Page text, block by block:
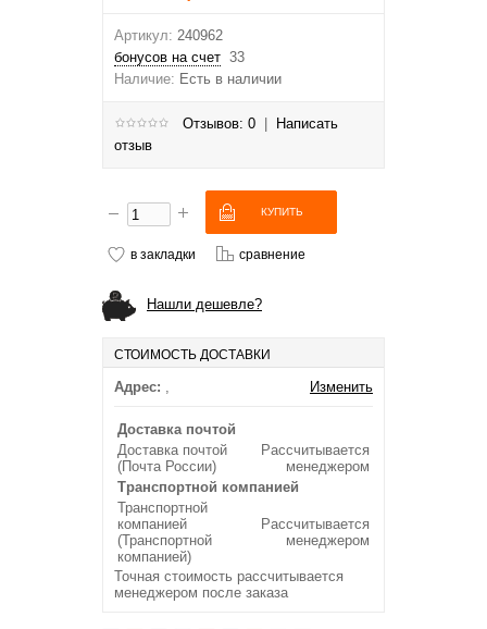
Артикул: 240962
бонусов на счет 33
Наличие: Есть в наличии
Отзывов: 0
Написать
отзыв
в закладки сравнение
Нашли дешевле?
СТОИМОСТЬ ДОСТАВКИ
Адрес: , Изменить
Доставка почтой
Доставка почтой
(Почта России)
Рассчитывается
менеджером
Транспортной компанией
Транспортной
компанией
(Транспортной
компанией)
Рассчитывается
менеджером
Точная стоимость рассчитывается
менеджером после заказа